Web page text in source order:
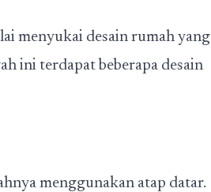
menyukai desain rumah yang
ini terdapat beberapa desain
menggunakan atap datar.